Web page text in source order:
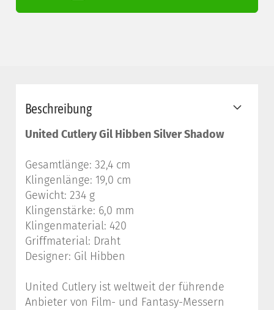
Beschreibung
United Cutlery Gil Hibben Silver Shadow
Gesamtlänge: 32,4 cm
Klingenlänge: 19,0 cm
Gewicht: 234 g
Klingenstärke: 6,0 mm
Klingenmaterial: 420
Griffmaterial: Draht
Designer: Gil Hibben
United Cutlery ist weltweit der führende
Anbieter von Film- und Fantasy-Messern